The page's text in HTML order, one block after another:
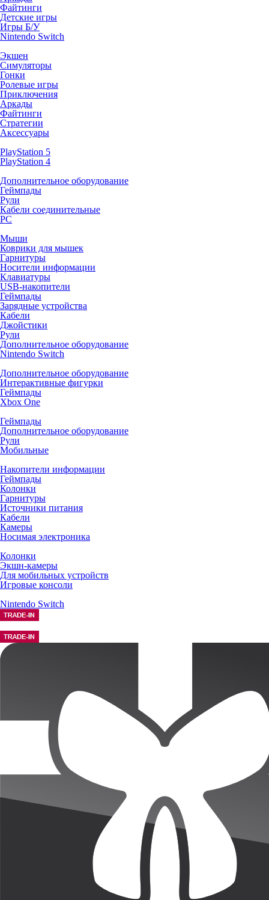
Файтинги
Детские игры
Игры Б/У
Nintendo Switch
Экшен
Симуляторы
Гонки
Ролевые игры
Приключения
Аркады
Файтинги
Стратегии
Аксессуары
PlayStation 5
PlayStation 4
Дополнительное оборудование
Геймпады
Рули
Кабели соединительные
PC
Мыши
Коврики для мышек
Гарнитуры
Носители информации
Клавиатуры
USB-накопители
Геймпады
Зарядные устройства
Кабели
Джойстики
Рули
Дополнительное оборудование
Nintendo Switch
Дополнительное оборудование
Интерактивные фигурки
Геймпады
Xbox One
Геймпады
Дополнительное оборудование
Рули
Мобильные
Накопители информации
Геймпады
Колонки
Гарнитуры
Источники питания
Кабели
Камеры
Носимая электроника
Колонки
Экшн-камеры
Для мобильных устройств
Игровые консоли
Nintendo Switch